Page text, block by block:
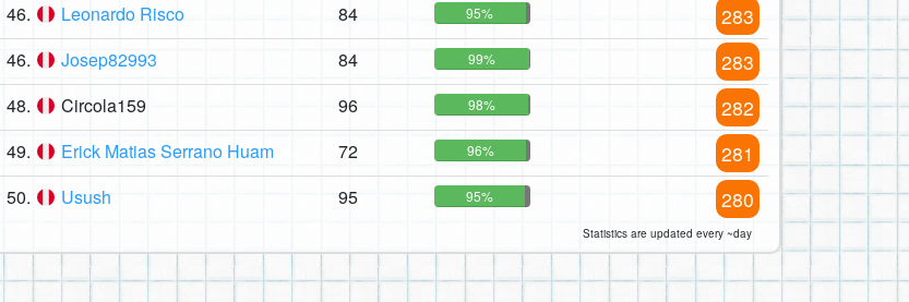
46. Leonardo Risco 84 95% 283
46. Josep82993 84 99% 283
48. Circola159 96 98% 282
49. Erick Matias Serrano Huam 72 96% 281
50. Usush 95 95% 280
Statistics are updated every ~day